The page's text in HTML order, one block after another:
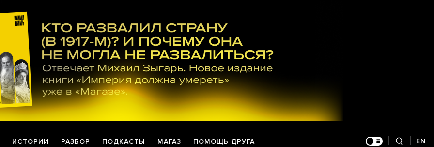
ИСТОРИИ РАЗБОР ПОДКАСТЫ МАГАЗ ПОМОЩЬ ДРУГА EN